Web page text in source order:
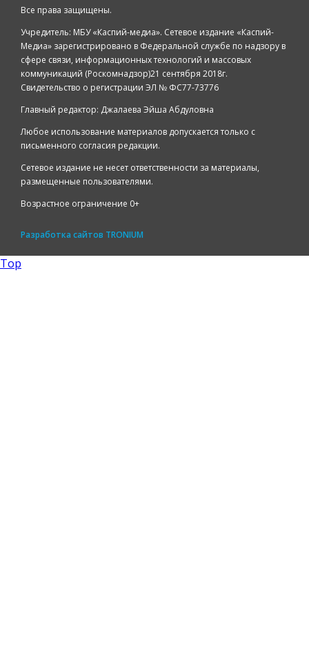
Все права защищены.
Учредитель: МБУ «Каспий-медиа». Сетевое издание «Каспий-
Медиа» зарегистрировано в Федеральной службе по надзору в
сфере связи, информационных технологий и массовых
коммуникаций (Роскомнадзор)21 сентября 2018г.
Свидетельство о регистрации ЭЛ № ФС77-73776
Главный редактор: Джалаева Эйша Абдуловна
Любое использование материалов допускается только с
письменного согласия редакции.
Сетевое издание не несет ответственности за материалы,
размещенные пользователями.
Возрастное ограничение 0+
Разработка сайтов TRONIUM
Top